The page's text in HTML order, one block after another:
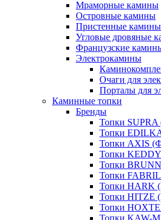
Мраморные камины
Островные камины
Пристенные камины
Угловые дровяные
Французские
Электрокамины
Очаги для
Порталы для
Каминные топки
Бренды
Топки
Топки
Топки AXIS
Топки
Топки
Топки
Топки HARK
Топки HITZE
Топки
Топки KAW-